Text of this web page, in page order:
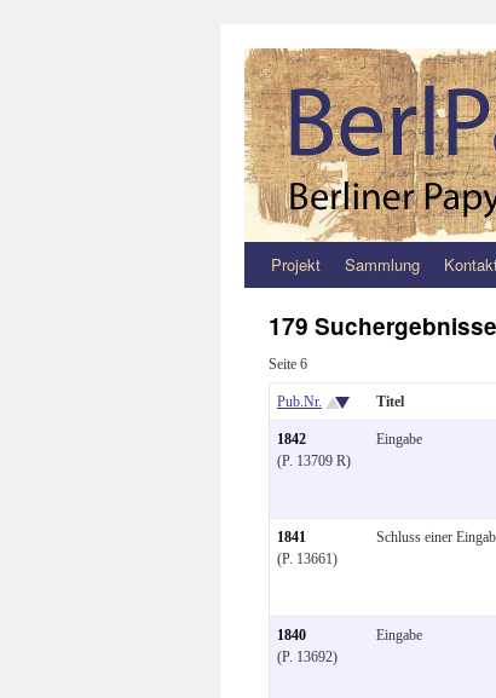
Zum
springen
Projekt Sammlung
179
Seite 6
Pub.Nr. Titel
1842
(P. 13709 R)
Eingabe
1841
(P. 13661)
Schluss einer
1840
(P. 13692)
Eingabe